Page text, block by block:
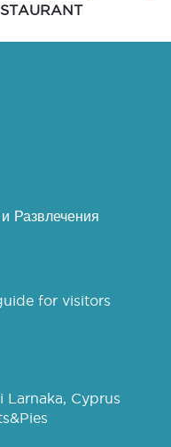
Развлечения
for visitors
Larnaka, Cyprus